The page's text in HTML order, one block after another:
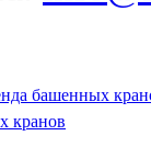
башенных
кранов